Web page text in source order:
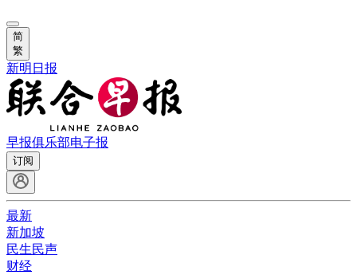
简
繁
新明日报
早报俱乐部电子报
订阅
最新
新加坡
民生民声
财经